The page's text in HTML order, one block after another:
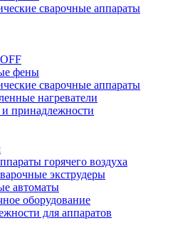
сварочные аппараты
фены
сварочные аппараты
нагреватели
и принадлежности
горячего воздуха
экструдеры
автоматы
оборудование
для аппаратов